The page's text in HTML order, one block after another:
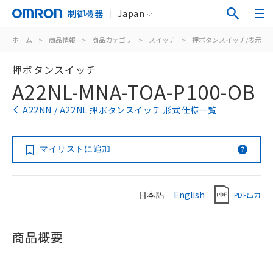
制御機器 Japan
ホーム > 商品情報 > 商品カテゴリ > スイッチ > 押ボタンスイッチ/表示灯
押ボタンスイッチ
A22NL-MNA-TOA-P100-OB
A22NN / A22NL 押ボタンスイッチ 形式仕様一覧
マイリストに追加
日本語 English PDF出力
商品概要